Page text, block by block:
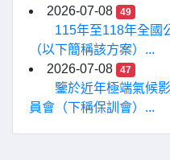
2026-07-08
49
115年至118年全國
（以下簡稱該方案）...
2026-07-08
47
鑒於近年極端氣候
員會（下稱保訓會）...